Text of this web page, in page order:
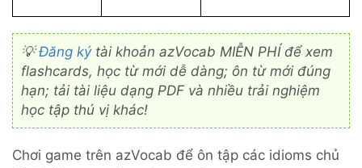
💡Đăng kýtài khoản azVocab MIỄN PHÍ để xem
flashcards, học từ mới dễ dàng; ôn từ mới đúng
hạn; tải tài liệu dạng PDF và nhiều trải nghiệm
học tập thú vị khác!
Chơi game trên azVocab để ôn tập các idioms chủ